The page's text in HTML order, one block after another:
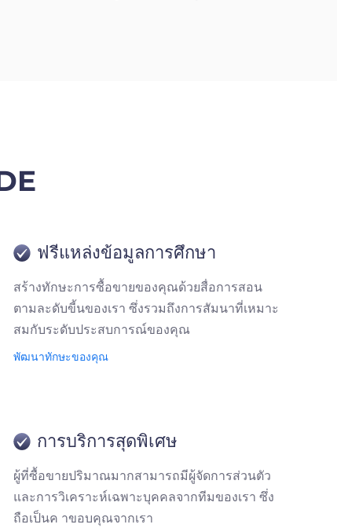
ฟรีแหล่งข้อมูลการศึกษา
สร้างทักษะการซื้อขายของคุณด้วยสื่อการสอน
ตามละดับขี้นของเรา ซึ่งรวมถึงการสัมนาที่เหมาะ
สมกับระดับประสบการณ์ของคุณ
พัฒนาทักษะของคุณ
การบริการสุดพิเศษ
ผู้ที่ซื้อขายปริมาณมากสามารถมีผู้จัดการส่วนตัว
และการวิเคราะห์เฉพาะบุคคลจากทีมของเรา ซึ่ง
ถือเป็นค าขอบคุณจากเรา